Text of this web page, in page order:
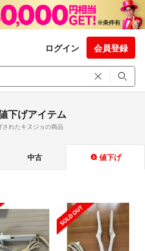
ログイン 会員登録
下げアイテム
されたキヌジョの商品
中古 値下げ